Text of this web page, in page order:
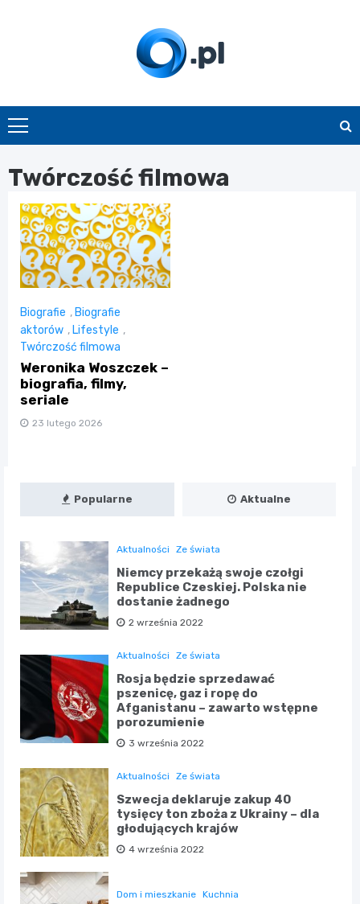
O.pl
Twórczość filmowa
Biografie , Biografie
aktorów , Lifestyle ,
Twórczość filmowa
Weronika Woszczek –
biografia, filmy,
seriale
23 lutego 2026
Popularne Aktualne
Aktualności Ze świata
Niemcy przekażą swoje czołgi
Republice Czeskiej. Polska nie
dostanie żadnego
2 września 2022
Aktualności Ze świata
Rosja będzie sprzedawać
pszenicę, gaz i ropę do
Afganistanu – zawarto wstępne
porozumienie
3 września 2022
Aktualności Ze świata
Szwecja deklaruje zakup 40
tysięcy ton zboża z Ukrainy – dla
głodujących krajów
4 września 2022
Dom i mieszkanie Kuchnia